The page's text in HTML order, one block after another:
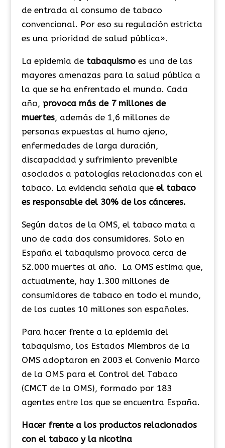
de entrada al consumo de tabaco
convencional. Por eso su regulación estricta
es una prioridad de salud pública».
La epidemia de tabaquismoes una de las
mayores amenazas para la salud pública a
la que se ha enfrentado el mundo. Cada
año, provoca más de 7 millones de
muertes, además de 1,6 millones de
personas expuestas al humo ajeno,
enfermedades de larga duración,
discapacidad y sufrimiento prevenible
asociados a patologías relacionadas con el
tabaco. La evidencia señala que el tabaco
es responsable del 30% de los cánceres.
Según datos de la OMS, el tabaco mata a
uno de cada dos consumidores. Solo en
España el tabaquismo provoca cerca de
52.000 muertes al año. La OMS estima que,
actualmente, hay 1.300 millones de
consumidores de tabaco en todo el mundo,
de los cuales 10 millones son españoles.
Para hacer frente a la epidemia del
tabaquismo, los Estados Miembros de la
OMS adoptaron en 2003 el Convenio Marco
de la OMS para el Control del Tabaco
(CMCT de la OMS), formado por 183
agentes entre los que se encuentra España.
Hacer frente a los productos relacionados
con el tabaco y la nicotina